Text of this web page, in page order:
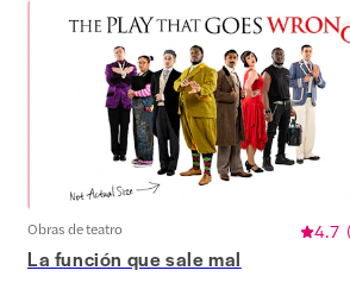
Obras de teatro 4.7
La función que sale mal